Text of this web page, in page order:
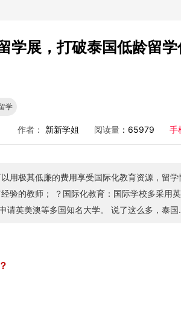
学展，打破泰国低龄留学
学
作者： 新新学姐 阅读量 ：65979 手
知名大学。 说了这么多，泰国有